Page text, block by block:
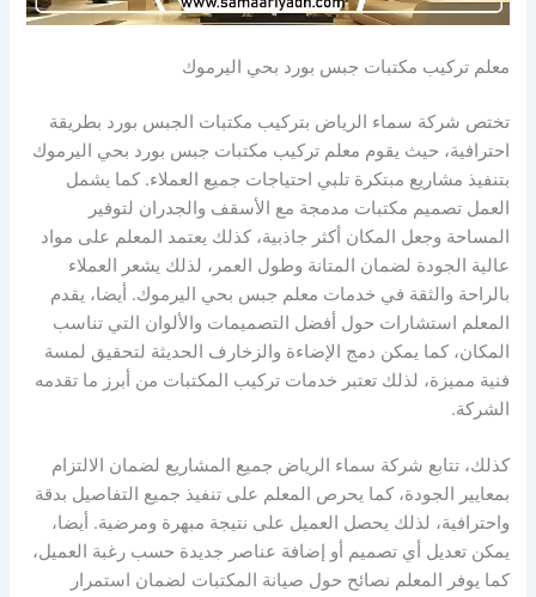
معلم تركيب مكتبات جبس بورد بحي اليرموك
تختص شركة سماء الرياض بتركيب مكتبات الجبس بورد بطريقة
احترافية، حيث يقوم معلم تركيب مكتبات جبس بورد بحي اليرموك
بتنفيذ مشاريع مبتكرة تلبي احتياجات جميع العملاء. كما يشمل
العمل تصميم مكتبات مدمجة مع الأسقف والجدران لتوفير
المساحة وجعل المكان أكثر جاذبية، كذلك يعتمد المعلم على مواد
عالية الجودة لضمان المتانة وطول العمر، لذلك يشعر العملاء
بالراحة والثقة في خدمات معلم جبس بحي اليرموك. أيضا، يقدم
المعلم استشارات حول أفضل التصميمات والألوان التي تناسب
المكان، كما يمكن دمج الإضاءة والزخارف الحديثة لتحقيق لمسة
فنية مميزة، لذلك تعتبر خدمات تركيب المكتبات من أبرز ما تقدمه
الشركة.
كذلك، تتابع شركة سماء الرياض جميع المشاريع لضمان الالتزام
بمعايير الجودة، كما يحرص المعلم على تنفيذ جميع التفاصيل بدقة
واحترافية، لذلك يحصل العميل على نتيجة مبهرة ومرضية. أيضا،
يمكن تعديل أي تصميم أو إضافة عناصر جديدة حسب رغبة العميل،
كما يوفر المعلم نصائح حول صيانة المكتبات لضمان استمرار